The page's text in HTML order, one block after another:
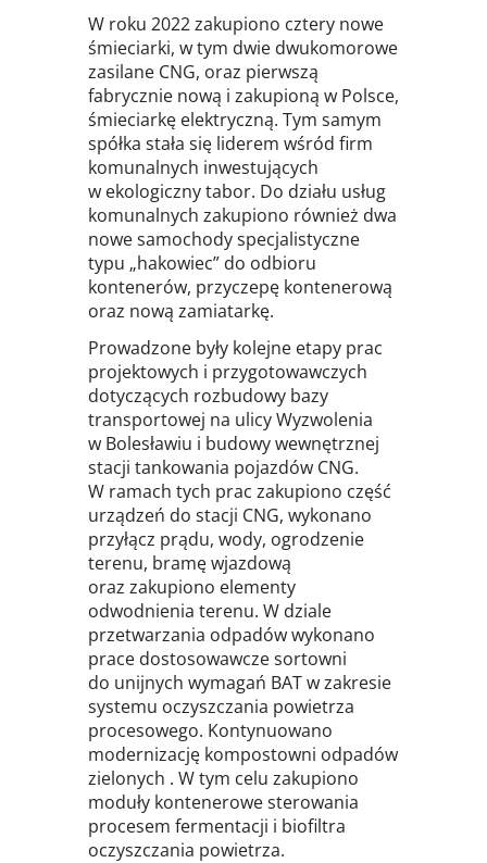
W roku 2022 zakupiono cztery nowe
śmieciarki, w tym dwie dwukomorowe
zasilane CNG, oraz pierwszą
fabrycznie nową i zakupioną w Polsce,
śmieciarkę elektryczną. Tym samym
spółka stała się liderem wśród firm
komunalnych inwestujących
w ekologiczny tabor. Do działu usług
komunalnych zakupiono również dwa
nowe samochody specjalistyczne
typu „hakowiec” do odbioru
kontenerów, przyczepę kontenerową
oraz nową zamiatarkę.
Prowadzone były kolejne etapy prac
projektowych i przygotowawczych
dotyczących rozbudowy bazy
transportowej na ulicy Wyzwolenia
w Bolesławiu i budowy wewnętrznej
stacji tankowania pojazdów CNG.
W ramach tych prac zakupiono część
urządzeń do stacji CNG, wykonano
przyłącz prądu, wody, ogrodzenie
terenu, bramę wjazdową
oraz zakupiono elementy
odwodnienia terenu. W dziale
przetwarzania odpadów wykonano
prace dostosowawcze sortowni
do unijnych wymagań BAT w zakresie
systemu oczyszczania powietrza
procesowego. Kontynuowano
modernizację kompostowni odpadów
zielonych . W tym celu zakupiono
moduły kontenerowe sterowania
procesem fermentacji i biofiltra
oczyszczania powietrza.